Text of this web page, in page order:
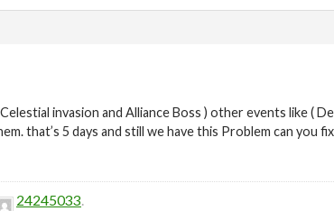
invasion and Alliance Boss ) other events like (
that’s 5 days and still we have this Problem can you
24245033.